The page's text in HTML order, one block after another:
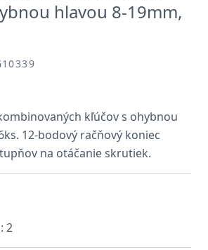
hlavou 8-19mm,
kľúčov s ohybnou
12-bodový račňový koniec
na otáčanie skrutiek.
2